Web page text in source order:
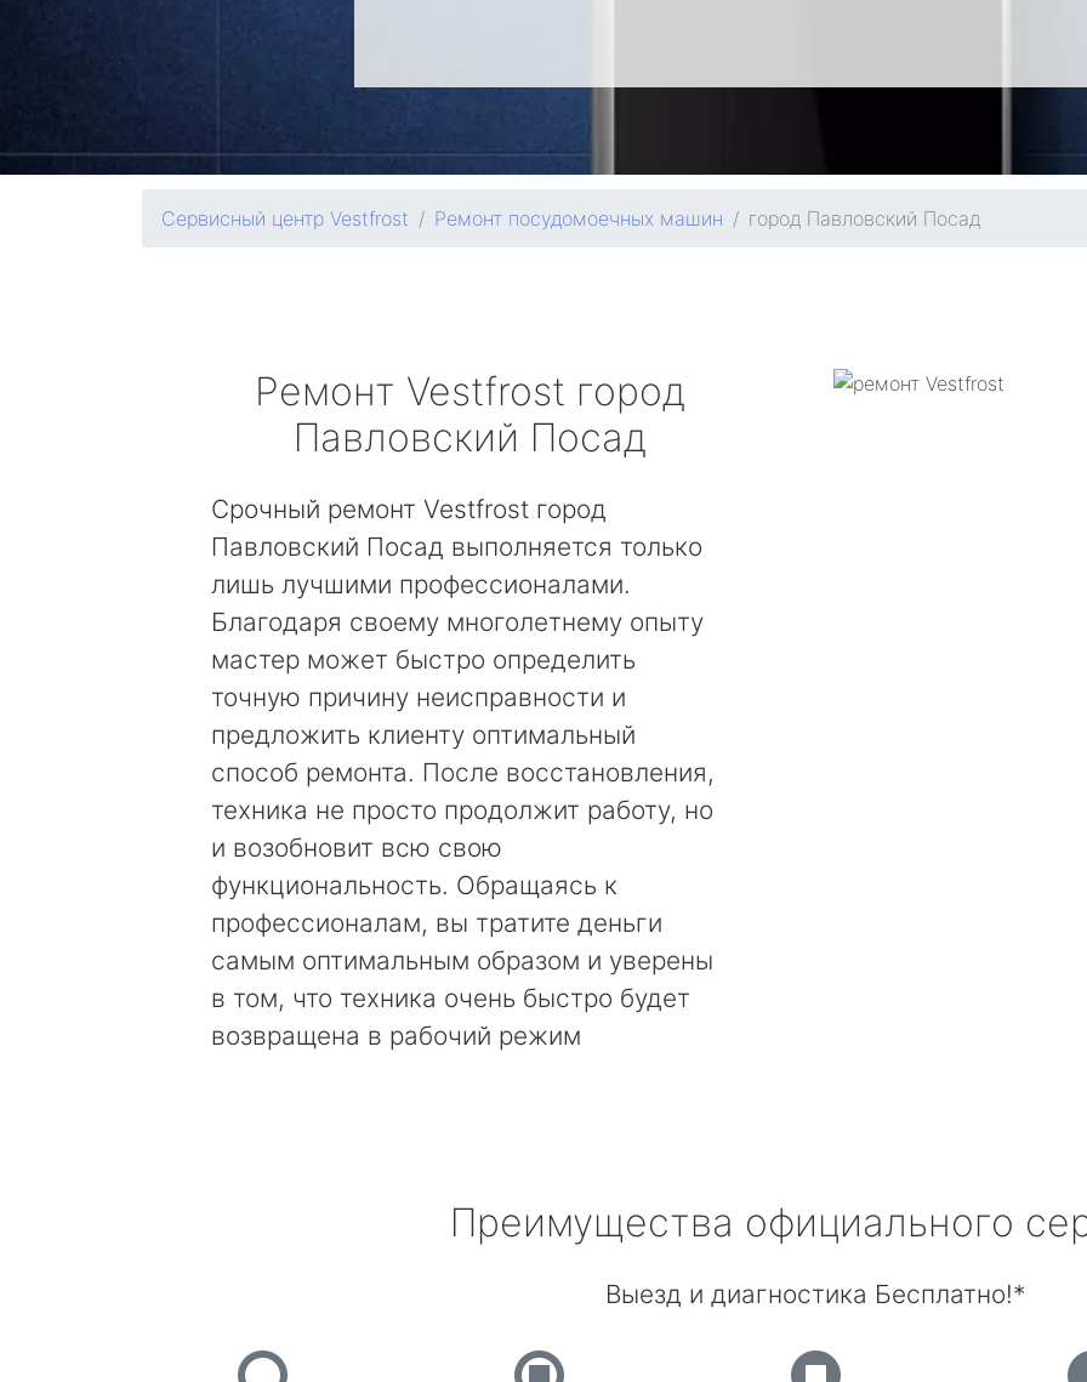
Сервисный центр Vestfrost Ремонт посудомоечных машин город Павловский Посад
Ремонт Vestfrost город
Павловский Посад
Срочный ремонт Vestfrost город
Павловский Посад выполняется только
лишь лучшими профессионалами.
Благодаря своему многолетнему опыту
мастер может быстро определить
точную причину неисправности и
предложить клиенту оптимальный
способ ремонта. После восстановления,
техника не просто продолжит работу, но
и возобновит всю свою
функциональность. Обращаясь к
профессионалам, вы тратите деньги
самым оптимальным образом и уверены
в том, что техника очень быстро будет
возвращена в рабочий режим
Преимущества официального
Выезд и диагностика Бесплатно!*